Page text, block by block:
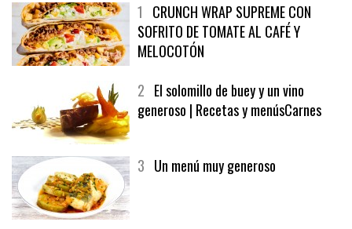
1 CRUNCH WRAP SUPREME CON
SOFRITO DE TOMATE AL CAFÉ Y
MELOCOTÓN
2 El solomillo de buey y un vino
generoso | Recetas y menúsCarnes
3 Un menú muy generoso